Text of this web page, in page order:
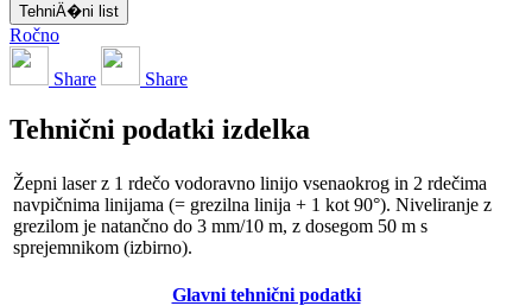
TehniÄ�ni list
Ročno
Share Share
Tehnični podatki izdelka
Žepni laser z 1 rdečo vodoravno linijo vsenaokrog in 2 rdečima
navpičnima linijama (= grezilna linija + 1 kot 90°). Niveliranje z
grezilom je natančno do 3 mm/10 m, z dosegom 50 m s
sprejemnikom (izbirno).
Glavni tehnični podatki